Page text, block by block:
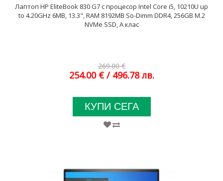
Лаптоп HP EliteBook 830 G7 с процесор Intel Core i5, 10210U up
to 4.20GHz 6MB, 13.3", RAM 8192MB So-Dimm DDR4, 256GB M.2
NVMe SSD, A клас
269.00 €
254.00 € / 496.78 лв.
КУПИ СЕГА